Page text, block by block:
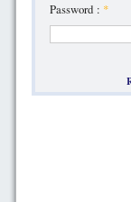
Password : *